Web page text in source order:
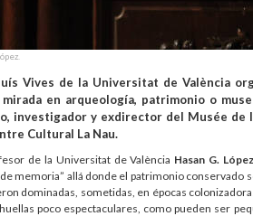
Vives de la Universitat de València
en arqueología, patrimonio o
investigador y exdirector del Musée de
Cultural La Nau.
de la Universitat de València Hasan G. López
memoria” allá donde el patrimonio conservado
dominadas, sometidas, en épocas
poco espectaculares, como pueden ser